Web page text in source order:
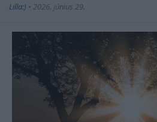
Lilla:) • 2026. június 29.